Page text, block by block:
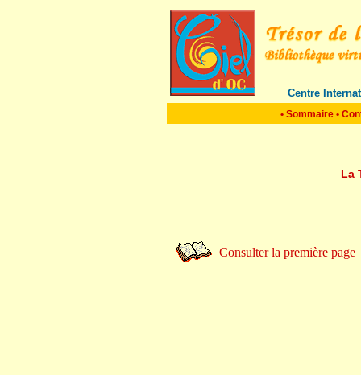
Centre
• Sommaire •
La
Consulter la première page